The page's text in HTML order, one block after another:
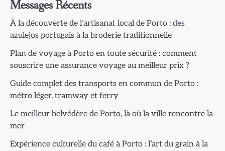
Messages Récents
À la découverte de l’artisanat local de Porto : des
azulejos portugais à la broderie traditionnelle
Plan de voyage à Porto en toute sécurité : comment
souscrire une assurance voyage au meilleur prix ?
Guide complet des transports en commun de Porto :
métro léger, tramway et ferry
Le meilleur belvédère de Porto, là où la ville rencontre la
mer
Expérience culturelle du café à Porto : l’art du grain à la